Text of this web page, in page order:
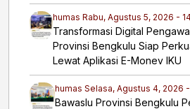
humas Rabu, Agustus 5, 2026 -
Transformasi Digital
Provinsi Bengkulu Siap
Lewat Aplikasi E-Monev IKU
humas Selasa, Agustus 4, 2026
Bawaslu Provinsi Bengkulu